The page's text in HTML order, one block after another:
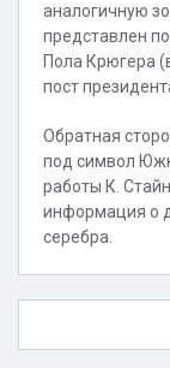
аналогичную
представлен
Пола Крюгера
пост
Обратная
под символ
работы К.
информация о
серебра.